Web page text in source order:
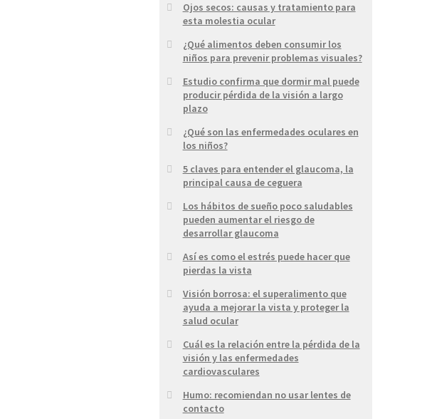
Ojos secos: causas y tratamiento para
esta molestia ocular
¿Qué alimentos deben consumir los
niños para prevenir problemas visuales?
Estudio confirma que dormir mal puede
producir pérdida de la visión a largo
plazo
¿Qué son las enfermedades oculares en
los niños?
5 claves para entender el glaucoma, la
principal causa de ceguera
Los hábitos de sueño poco saludables
pueden aumentar el riesgo de
desarrollar glaucoma
Así es como el estrés puede hacer que
pierdas la vista
Visión borrosa: el superalimento que
ayuda a mejorar la vista y proteger la
salud ocular
Cuál es la relación entre la pérdida de la
visión y las enfermedades
cardiovasculares
Humo: recomiendan no usar lentes de
contacto